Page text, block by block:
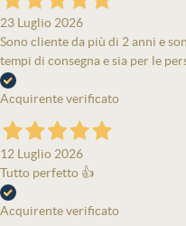
23 Luglio 2026
Sono cliente da più di 2 anni e
tempi di consegna e sia per le
Acquirente verificato
12 Luglio 2026
Tutto perfetto 👍
Acquirente verificato